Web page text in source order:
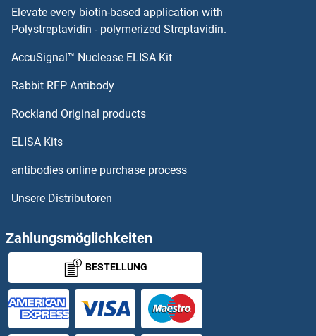
OR51A2 Antikörper
OR4X2 Antikörper
OR52B2 Antikörper
OR52B6 Antikörper
OR52D1 Antikörper
OR52E1 Antikörper
OR52E2 Antikörper
Elevate every biotin-based application with
Polystreptavidin - polymerized Streptavidin.
AccuSignal™ Nuclease ELISA Kit
Rabbit RFP Antibody
Rockland Original products
ELISA Kits
antibodies online purchase process
Unsere Distributoren
Zahlungsmöglichkeiten
BESTELLUNG